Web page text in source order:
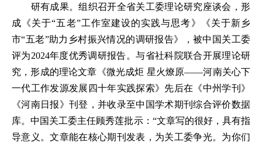
研有成果。组织召开全省关工委理论研究座谈会，形
成《关于“五老”工作室建设的实践与思考》《关于新乡
市“五老”助力乡村振兴情况的调研报告》，被中国关工委
评为2024年度优秀调研报告。与省社科院联合开展理论研
究，形成的理论文章《微光成炬 星火燎原——河南关心下
一代工作发源发展四十年实践探索》先后在《中州学刊》
《河南日报》刊登，并收录至中国学术期刊综合评价数据
库。中国关工委主任顾秀莲批示：“文章写的很好，具有指
导意义。文章能在核心期刊发表，为关工委争光。为你们